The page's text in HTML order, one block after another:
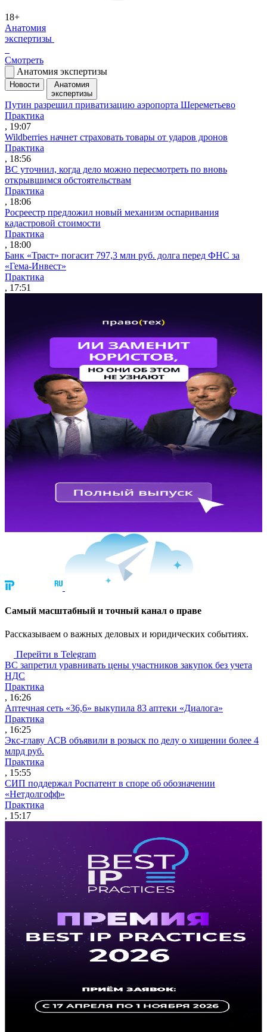
18+
Анатомия
экспертизы
Смотреть
Анатомия экспертизы
Новости
Анатомия
экспертизы
Путин разрешил приватизацию аэропорта Шереметьево
Практика
, 19:07
Wildberries начнет страховать товары от ударов дронов
Практика
, 18:56
ВС уточнил, когда дело можно пересмотреть по вновь
открывшимся обстоятельствам
Практика
, 18:06
Росреестр предложил новый механизм оспаривания
кадастровой стоимости
Практика
, 18:00
Банк «Траст» погасит 797,3 млн руб. долга перед ФНС за
«Гема-Инвест»
Практика
, 17:51
Cамый масштабный и точный канал о праве
Рассказываем о важных деловых и юридических событиях.
Перейти в Telegram
ВС запретил уравнивать цены участников закупок без учета
НДС
Практика
, 16:26
Аптечная сеть «36,6» выкупила 83 аптеки «Диалога»
Практика
, 16:25
Экс-главу АСВ объявили в розыск по делу о хищении более 4
млрд руб.
Практика
, 15:55
СИП поддержал Роспатент в споре об обозначении
«Нетдолгофф»
Практика
, 15:17